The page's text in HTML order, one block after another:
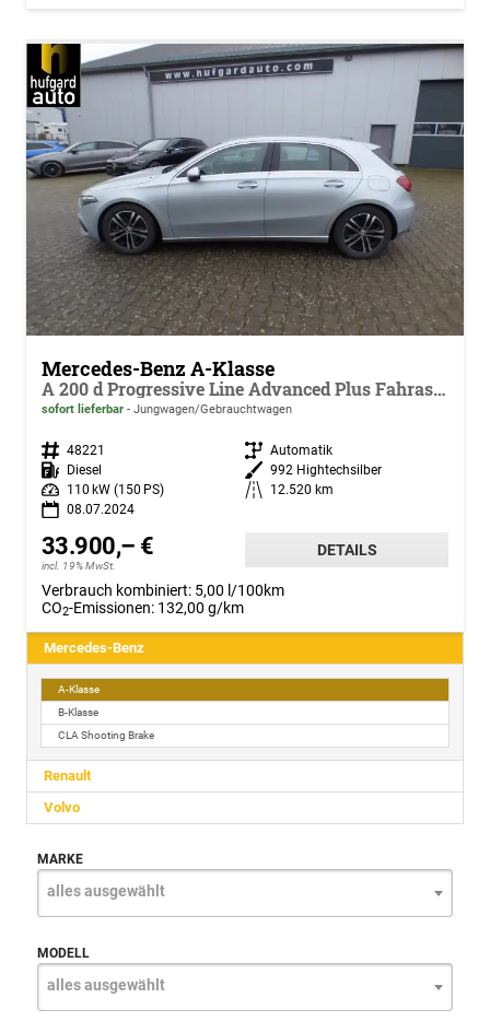
Mercedes-Benz A-Klasse
A 200 d Progressive Line Advanced Plus Fahrassistenz Paket Standheizung Anhängerkupplung Adaptives Fahrwerk GUARD 360 Kamera Sidebags im Fond Memory Leder Verkehrszeichenassist Ambiente Keyless Go Winterpaket Modeljahr 2025 Vollausstattung !
sofort lieferbar Jungwagen/Gebrauchtwagen
Fahrzeugnr. 48221 Getriebe Automatik
Kraftstoff Diesel Außenfarbe 992 Hightechsilber
Leistung
110 kW (150 PS) Kilometerstand
12.520 km
08.07.2024
33.900,– €
incl. 19% MwSt.
DETAILS
Verbrauch kombiniert: 5,00 l/100km
CO2-Emissionen: 132,00 g/km
Mercedes-Benz
A-Klasse
B-Klasse
CLA Shooting Brake
Renault
Volvo
MARKE
alles ausgewählt
MODELL
alles ausgewählt